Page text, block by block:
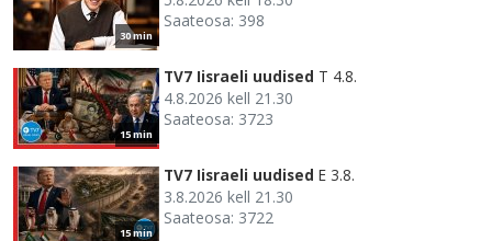
30 min
Saateosa: 398
15 min
TV7 Iisraeli uudised T 4.8.
4.8.2026 kell 21.30
Saateosa: 3723
15 min
TV7 Iisraeli uudised E 3.8.
3.8.2026 kell 21.30
Saateosa: 3722